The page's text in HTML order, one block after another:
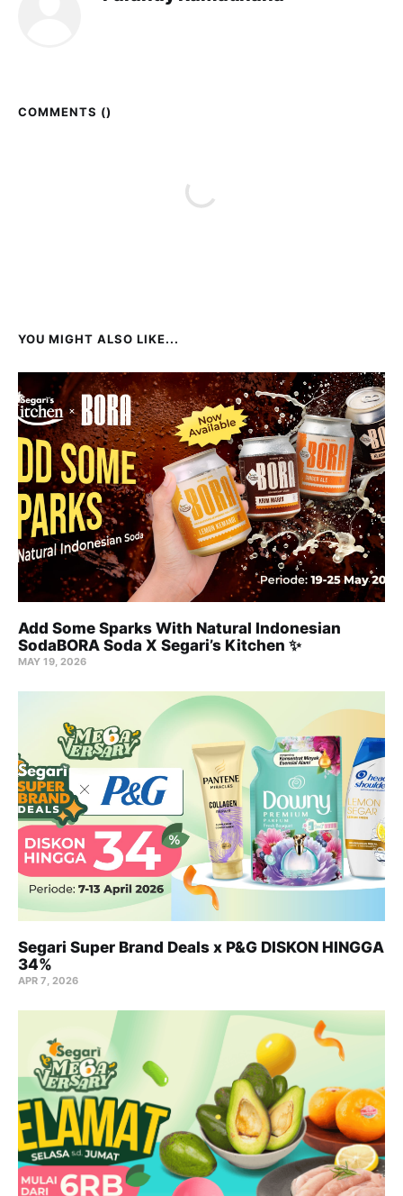
COMMENTS ()
YOU MIGHT ALSO LIKE...
Add Some Sparks With Natural Indonesian
SodaBORA Soda X Segari’s Kitchen ✨
MAY 19, 2026
Segari Super Brand Deals x P&G DISKON HINGGA
34%
APR 7, 2026